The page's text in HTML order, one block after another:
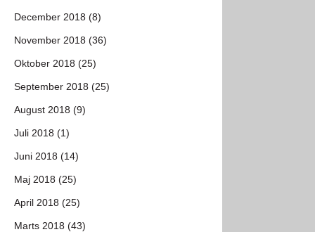
December 2018 (8)
November 2018 (36)
Oktober 2018 (25)
September 2018 (25)
August 2018 (9)
Juli 2018 (1)
Juni 2018 (14)
Maj 2018 (25)
April 2018 (25)
Marts 2018 (43)